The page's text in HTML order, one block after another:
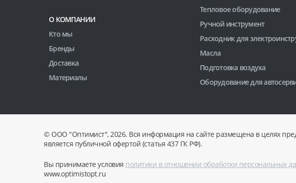
О КОМПАНИИ
Кто мы
Бренды
Доставка
Материалы
Тепловое оборудование
Ручной инструмент
Расходник для
Масла
Подготовка воздуха
Оборудование для
© ООО "Оптимист", 2026. Вся информация на сайте размещена в целях
является публичной офертой (статья 437 ГК РФ).
Вы принимаете условия политики в отношении обработки персональных
www.optimistopt.ru